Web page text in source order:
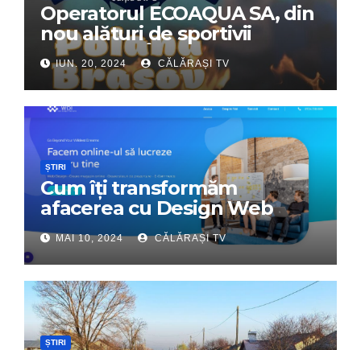
Operatorul ECOAQUA SA, din
nou alături de sportivii
călărășeni. Începe „Prima
Tabără”!
IUN. 20, 2024 CĂLĂRAȘI TV
ȘTIRI
Cum îți transformăm
afacerea cu Design Web
Interactiv – Partenerul tău
digital de încredere
MAI 10, 2024 CĂLĂRAȘI TV
ȘTIRI